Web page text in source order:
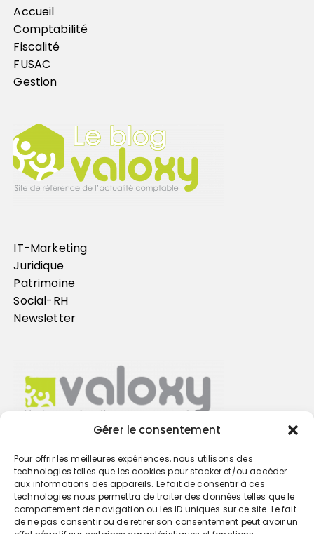
Gérer le consentement
Pour offrir les meilleures expériences, nous utilisons des
technologies telles que les cookies pour stocker et/ou accéder
aux informations des appareils. Le fait de consentir à ces
technologies nous permettra de traiter des données telles que le
comportement de navigation ou les ID uniques sur ce site. Le fait
de ne pas consentir ou de retirer son consentement peut avoir un
Accueil
Comptabilité
Fiscalité
FUSAC
Gestion
IT-Marketing
Juridique
Patrimoine
Social-RH
Newsletter
Trouvez votre cabinet
GO